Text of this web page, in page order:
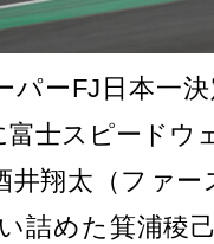
パーFJ日本一
富士スピードウ
井翔太（ファ
詰めた箕浦稜